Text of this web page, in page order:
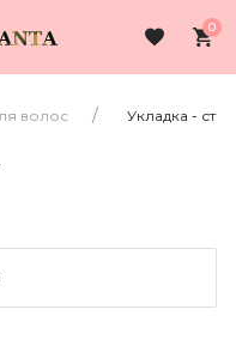
0
волос Укладка -